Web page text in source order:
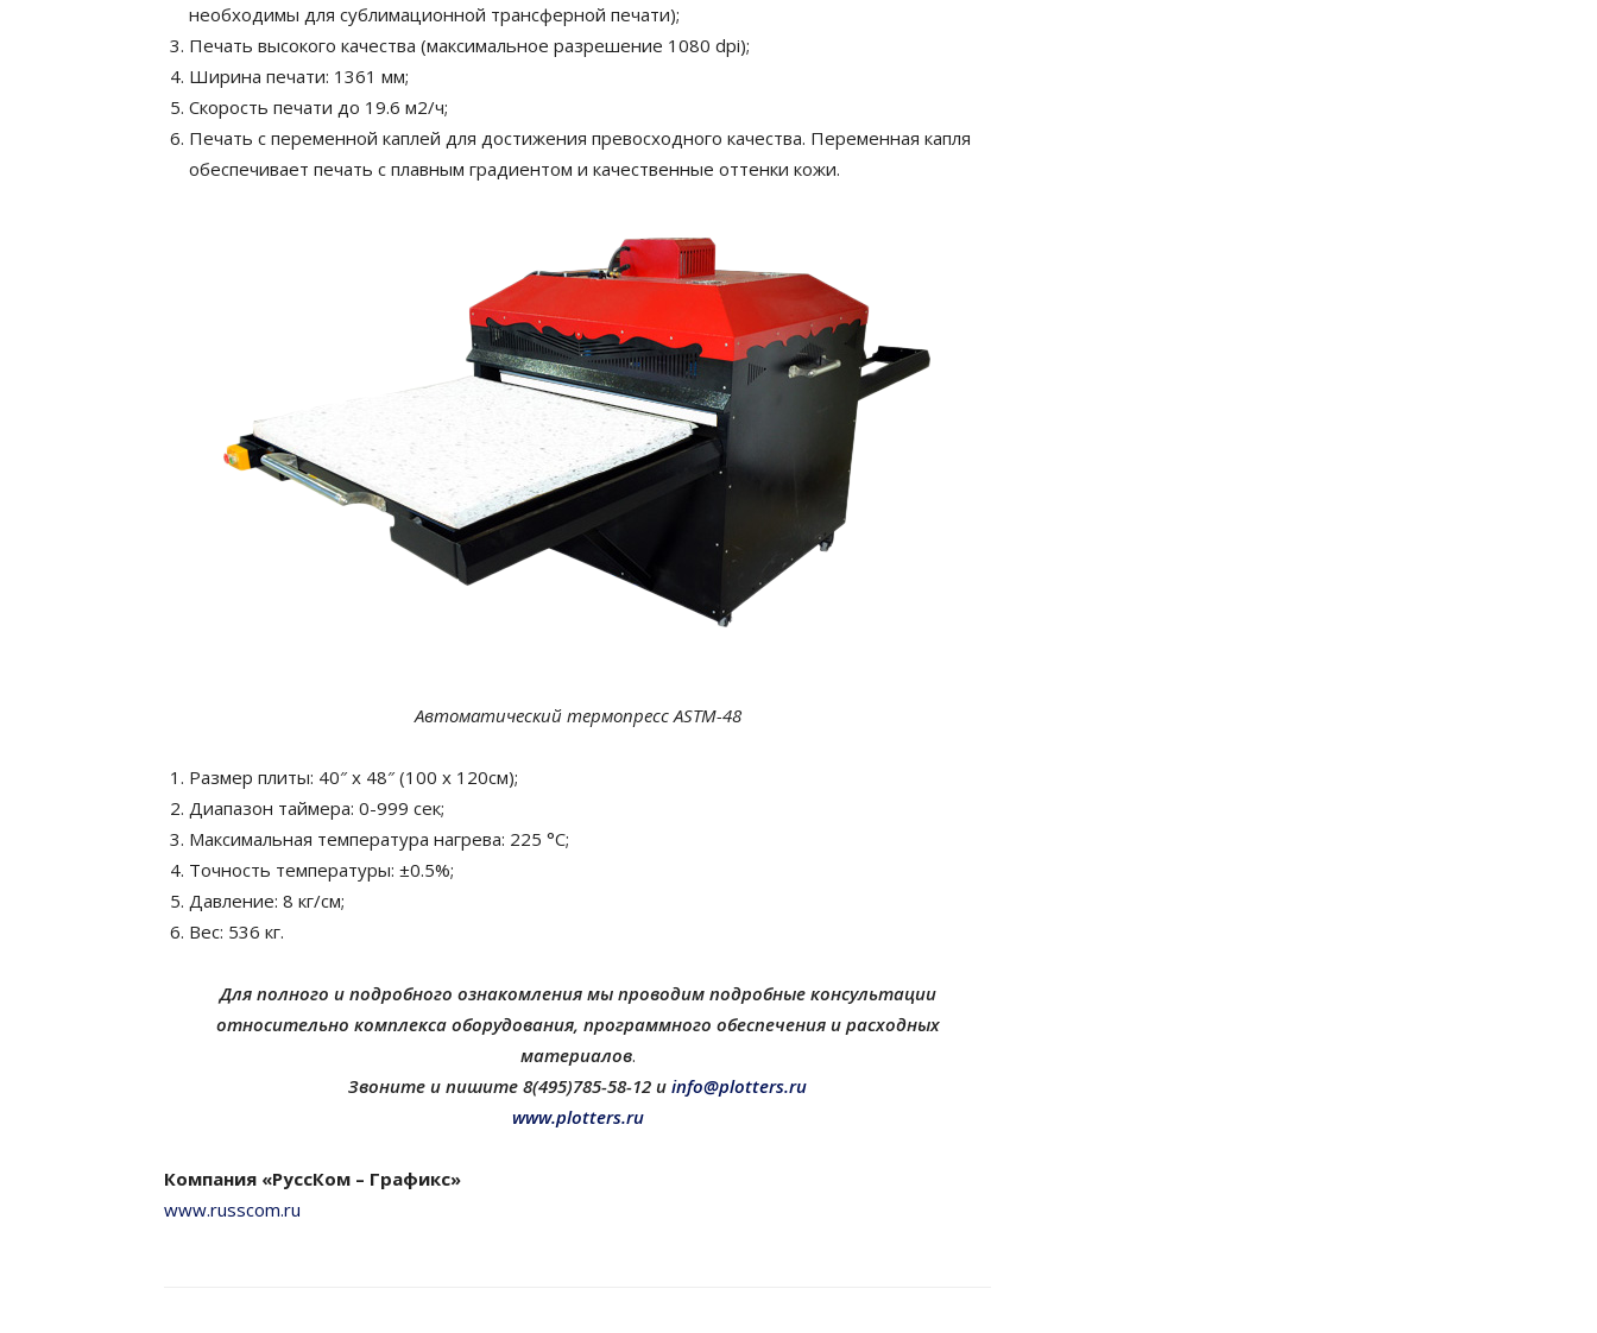
необходимы для сублимационной трансферной печати);
Печать высокого качества (максимальное разрешение 1080 dpi);
Ширина печати: 1361 мм;
Скорость печати до 19.6 м2/ч;
Печать с переменной каплей для достижения превосходного качества. Переменная капля
обеспечивает печать с плавным градиентом и качественные оттенки кожи.
Автоматический термопресс ASTM-48
Размер плиты: 40″ x 48″ (100 x 120см);
Диапазон таймера: 0-999 сек;
Максимальная температура нагрева: 225 °C;
Точность температуры: ±0.5%;
Давление: 8 кг/см;
Вес: 536 кг.
Для полного и подробного ознакомления мы проводим подробные консультации
относительно комплекса оборудования, программного обеспечения и расходных
материалов.
Звоните и пишите 8(495)785-58-12 и info@plotters.ru
www.plotters.ru
Компания «РуссКом – Графикс»
www.russcom.ru